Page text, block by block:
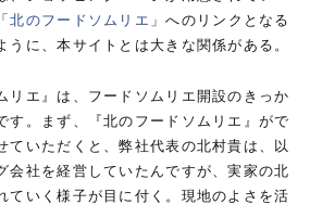
北のフードソムリエ 」へのリンクとなる
うに、本サイトとは大きな関係がある。
リエ』は、フードソムリエ開設のきっか
す。まず、『北のフードソムリエ』がで
ていただくと、弊社代表の北村貴は、以
会社を経営していたんですが、実家の北
ていく様子が目に付く。現地のよさを活